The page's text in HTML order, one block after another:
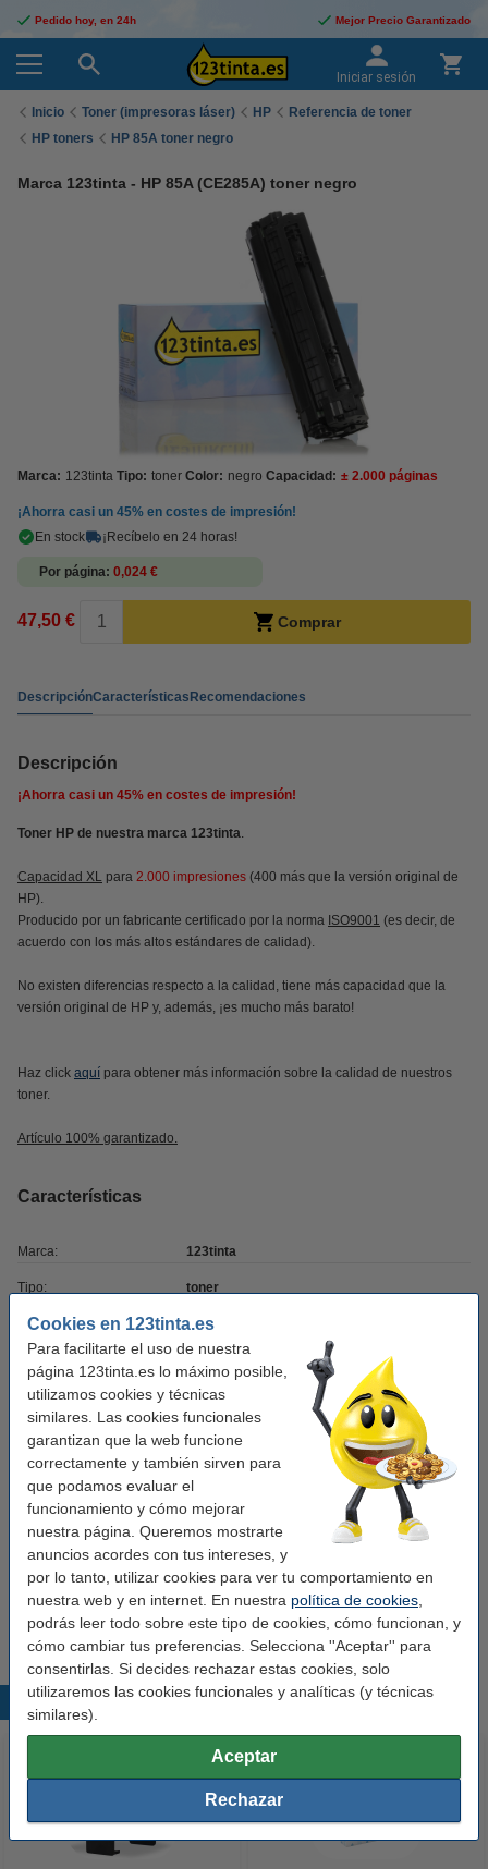
Cookies en 123tinta.es
Para facilitarte el uso de nuestra
página 123tinta.es lo máximo posible,
utilizamos cookies y técnicas
similares. Las cookies funcionales
garantizan que la web funcione
correctamente y también sirven para
que podamos evaluar el
funcionamiento y cómo mejorar
nuestra página. Queremos mostrarte
anuncios acordes con tus intereses, y
por lo tanto, utilizar cookies para ver tu comportamiento en
nuestra web y en internet. En nuestra política de cookies
podrás leer todo sobre este tipo de cookies, cómo funcionan, y
cómo cambiar tus preferencias. Selecciona ''Aceptar'' para
consentirlas. Si decides rechazar estas cookies, solo
utilizaremos las cookies funcionales y analíticas (y técnicas
similares).
Aceptar
Rechazar
Pedido hoy, en 24h Mejor Precio Garantizado
Iniciar sesión
Inicio Toner (impresoras láser) HP
Referencia de toner
HP toners
HP 85A toner negro
Marca 123tinta - HP 85A (CE285A) toner negro
Marca: 123tinta Tipo: toner Color: negro Capacidad: ± 2.000 páginas
¡Ahorra casi un 45% en costes de impresión!
En stock
¡Recíbelo en 24 horas!
Por página 0,024 €
47,50 € Comprar
DescripciónCaracterísticasRecomendaciones
Descripción
¡Ahorra casi un 45% en costes de impresión!
Toner HP de nuestra marca 123tinta.
Capacidad XL para 2.000 impresiones (400 más que la versión original de
HP).
Producido por un fabricante certificado por la norma ISO9001 (es decir, de
acuerdo con los más altos estándares de calidad).
No existen diferencias respecto a la calidad, tiene más capacidad que la
versión original de HP y, además, ¡es mucho más barato!
Haz click aquí para obtener más información sobre la calidad de nuestros
toner.
Artículo 100% garantizado.
Características
Marca: 123tinta
Tipo: toner
Color: negro
Núm. de item: 039929
Añade el pack doble
HP 85A (CE285A) Pack doble toner negro
(marca 123tinta)
95,00 €
Consejo
Te recomendamos comprar este toner marca 123tinta en lugar del
HP.
Productos destacados